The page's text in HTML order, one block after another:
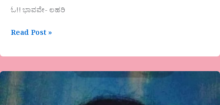
ಓ!! ಭಾವವೇ- ಲಹರಿ
Read Post »
ಚಿತ್ರ
ಕಲಾವಿದೆ
ವಿಮಲ